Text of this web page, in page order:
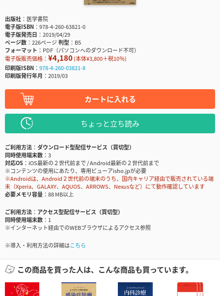
出版社
医学書院
電子版ISBN
978-4-260-63821-0
電子版発売日
2019/04/29
ページ数
226ページ判型
B5
フォーマット
PDF（パソコンへのダウンロード不可）
電子版販売価格： ¥4,180(本体¥3,800＋税10％)
印刷版ISBN
978-4-260-03821-8
印刷版発行年月
2019/03
カートに入れる
ちょっと立ち読み
ご利用方法
ダウンロード型配信サービス（買切型）
同時使用端末数
3
対応OS
iOS最新の２世代前まで / Android最新の２世代前まで
※コンテンツの使用にあたり、専用ビューアisho.jpが必要
※Androidは、Android２世代前の端末のうち、国内キャリア経由で販売されている端
末（Xperia、GALAXY、AQUOS、ARROWS、Nexusなど）にて動作確認しています
必要メモリ容量
88 MB以上
ご利用方法
アクセス型配信サービス（買切型）
同時使用端末数
1
※インターネット経由でのWEBブラウザによるアクセス参照
※導入・利用方法の詳細はこちら
この商品を買った人は、こんな商品も買っています。